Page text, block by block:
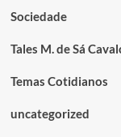
Sociedade
Tales M. de Sá
Temas Cotidianos
uncategorized